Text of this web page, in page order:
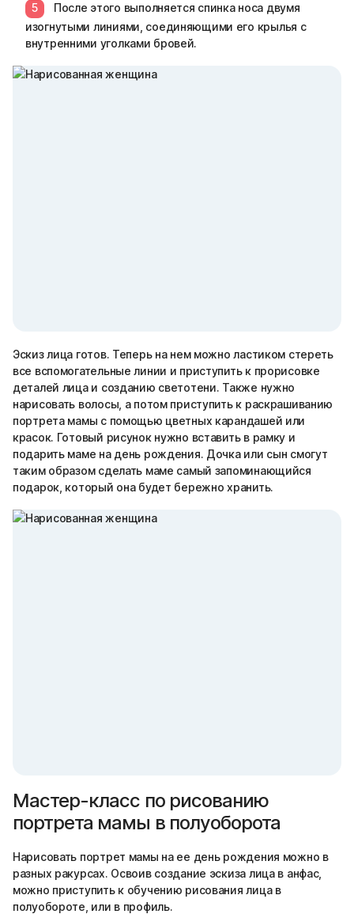
После этого выполняется спинка носа двумя
изогнутыми линиями, соединяющими его крылья с
внутренними уголками бровей.
Эскиз лица готов. Теперь на нем можно ластиком стереть
все вспомогательные линии и приступить к прорисовке
деталей лица и созданию светотени. Также нужно
нарисовать волосы, а потом приступить к раскрашиванию
портрета мамы с помощью цветных карандашей или
красок. Готовый рисунок нужно вставить в рамку и
подарить маме на день рождения. Дочка или сын смогут
таким образом сделать маме самый запоминающийся
подарок, который она будет бережно хранить.
Мастер-класс по рисованию
портрета мамы в полуоборота
Нарисовать портрет мамы на ее день рождения можно в
разных ракурсах. Освоив создание эскиза лица в анфас,
можно приступить к обучению рисования лица в
полуобороте, или в профиль.